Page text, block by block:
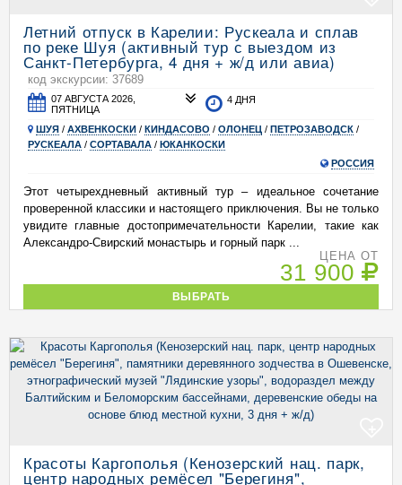
Летний отпуск в Карелии: Рускеала и сплав
по реке Шуя (активный тур с выездом из
Санкт-Петербурга, 4 дня + ж/д или авиа)
код экскурсии: 37689
07 АВГУСТА 2026,
ПЯТНИЦА
4 ДНЯ
ШУЯ / АХВЕНКОСКИ / КИНДАСОВО / ОЛОНЕЦ / ПЕТРОЗАВОДСК /
РУСКЕАЛА / СОРТАВАЛА / ЮКАНКОСКИ
РОССИЯ
Этот четырехдневный активный тур – идеальное сочетание
проверенной классики и настоящего приключения. Вы не только
увидите главные достопримечательности Карелии, такие как
Александро-Свирский монастырь и горный парк ...
ЦЕНА ОТ
31 900
ВЫБРАТЬ
Красоты Каргополья (Кенозерский нац. парк,
центр народных ремёсел "Берегиня",